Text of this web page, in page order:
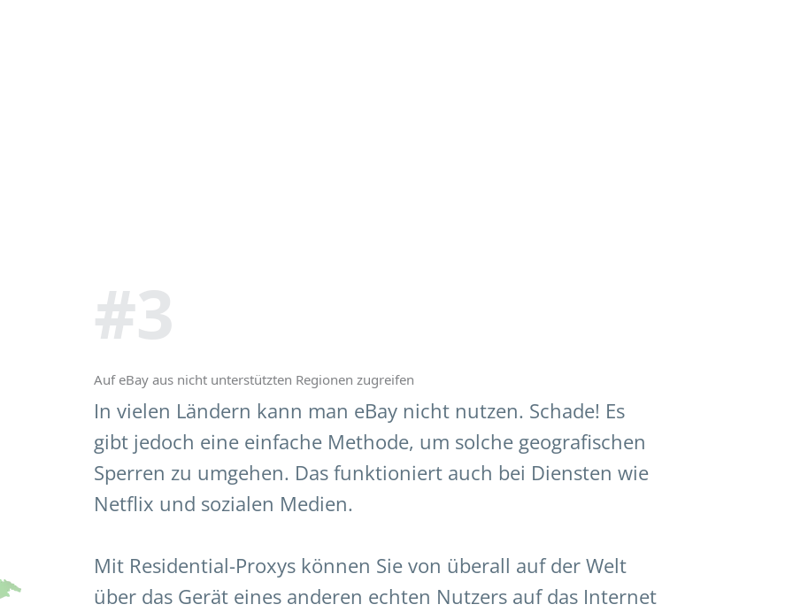
#3
Auf eBay aus nicht unterstützten Regionen zugreifen
In vielen Ländern kann man eBay nicht nutzen. Schade! Es
gibt jedoch eine einfache Methode, um solche geografischen
Sperren zu umgehen. Das funktioniert auch bei Diensten wie
Netflix und sozialen Medien.
Mit Residential-Proxys können Sie von überall auf der Welt
über das Gerät eines anderen echten Nutzers auf das Internet